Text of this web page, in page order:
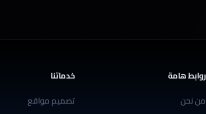
روابط هامة
من نحن
خدماتنا
تصميم مواقع